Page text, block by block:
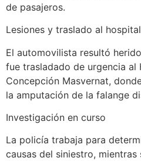
de pasajeros.
Lesiones y traslado al hospital
El automovilista resultó
fue trasladado de urgencia al
Concepción Masvernat,
la amputación de la falange
Investigación en curso
La policía trabaja para
causas del siniestro,